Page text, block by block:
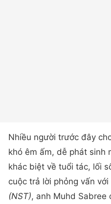
Nhiều người trước đây
khó êm ấm, dễ phát sinh
khác biệt về tuổi tác, lối
cuộc trả lời phỏng vấn với
(NST), anh Muhd Sabree